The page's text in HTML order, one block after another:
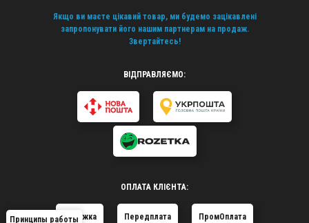
Принципы работы
Якщо ви маєте цікавий товар, ми будемо зацікавлені
запропонувати його нашим партнерам на продаж.
Звертайтесь!
ВІДПРАВЛЯЄМО:
ОПЛАТА КЛІЄНТА:
Наложка Передплата ПромОплата